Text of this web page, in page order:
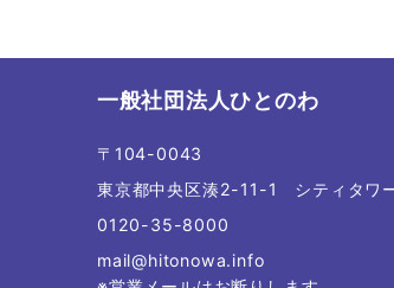
ゲ
ー
ョ
ン
一般社団法人ひとのわ
〒104-0043
東京都中央区湊2-11-1 シティタワ
0120-35-8000
mail@hitonowa.info